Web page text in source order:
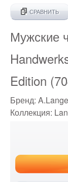
СРАВНИТЬ
Мужские
Edition
Бренд:
Коллекция: